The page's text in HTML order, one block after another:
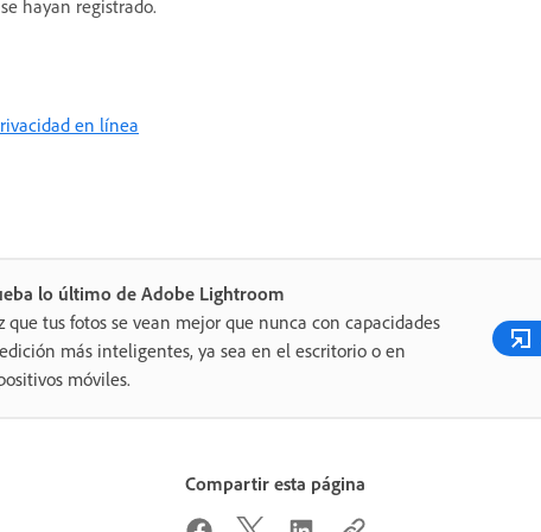
hayan registrado.
en línea
lo último de Adobe Lightroom
que tus fotos se vean mejor que nunca con capacidades
más inteligentes, ya sea en el escritorio o en
móviles.
Compartir esta página